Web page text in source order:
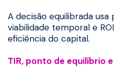
A decisão equilibrada
viabilidade temporal e
eficiência do capital.
TIR, ponto de equilíbrio